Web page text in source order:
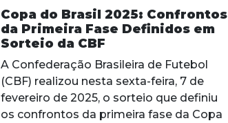
Copa do Brasil 2025: Confrontos
da Primeira Fase Definidos em
Sorteio da CBF
A Confederação Brasileira de Futebol
(CBF) realizou nesta sexta-feira, 7 de
fevereiro de 2025, o sorteio que definiu
os confrontos da primeira fase da Copa